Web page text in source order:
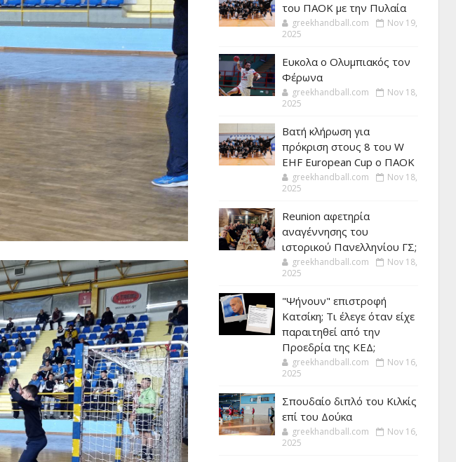
του ΠΑΟΚ με την Πυλαία
greekhandball.com
Nov 19,
2025
Ευκολα ο Ολυμπιακός τον
Φέρωνα
greekhandball.com
Nov 18,
2025
Βατή κλήρωση για
πρόκριση στους 8 του W
EHF European Cup ο ΠΑΟΚ
greekhandball.com
Nov 18,
2025
Reunion αφετηρία
αναγέννησης του
ιστορικού Πανελληνίου ΓΣ;
greekhandball.com
Nov 18,
2025
"Ψήνουν" επιστροφή
Κατσίκη; Τι έλεγε όταν είχε
παραιτηθεί από την
Προεδρία της ΚΕΔ;
greekhandball.com
Nov 16,
2025
Σπουδαίο διπλό του Κιλκίς
επί του Δούκα
greekhandball.com
Nov 16,
2025